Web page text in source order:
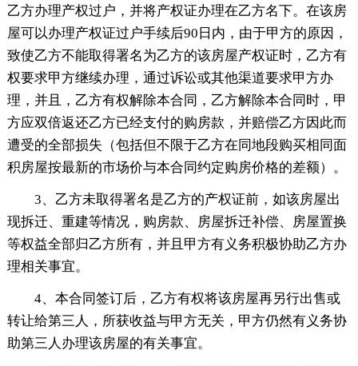
乙方办理产权过户，并将产权证办理在乙方名下。在该房
屋可以办理产权证过户手续后90日内，由于甲方的原因，
致使乙方不能取得署名为乙方的该房屋产权证时，乙方有
权要求甲方继续办理，通过诉讼或其他渠道要求甲方办
理，并且，乙方有权解除本合同，乙方解除本合同时，甲
方应双倍返还乙方已经支付的购房款，并赔偿乙方因此而
遭受的全部损失（包括但不限于乙方在同地段购买相同面
积房屋按最新的市场价与本合同约定购房价格的差额）。
3、乙方未取得署名是乙方的产权证前，如该房屋出
现拆迁、重建等情况，购房款、房屋拆迁补偿、房屋置换
等权益全部归乙方所有，并且甲方有义务积极协助乙方办
理相关事宜。
4、本合同签订后，乙方有权将该房屋再另行出售或
转让给第三人，所获收益与甲方无关，甲方仍然有义务协
助第三人办理该房屋的有关事宜。